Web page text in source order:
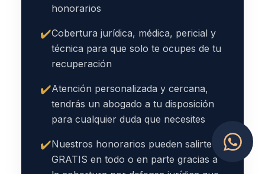
honorarios
✔️Cobertura jurídica, médica, pericial y
técnica para que solo te ocupes de tu
recuperación
✔️Atención personalizada y cercana,
tendrás un abogado a tu disposición
para cualquier duda que necesites
✔️Nuestros honorarios pueden salirte
GRATIS en todo o en parte gracias a